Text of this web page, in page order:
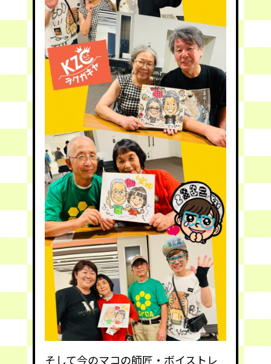
そして今のマコの師匠・ボイストレ